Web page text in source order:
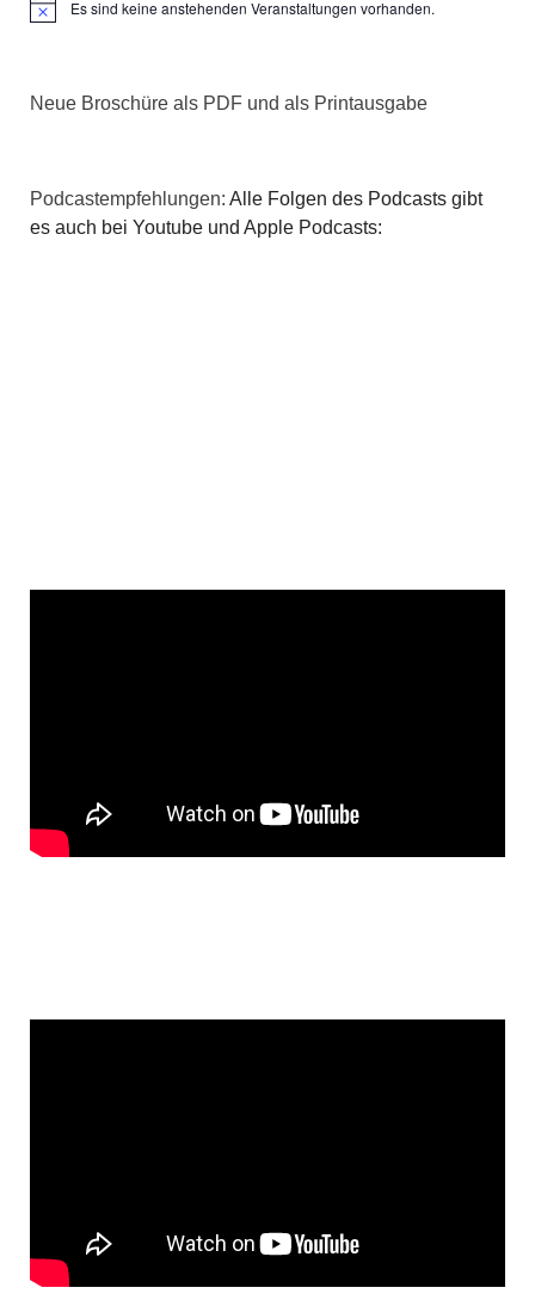
v
g
t
HinweisEs sind keine anstehenden Veranstaltungen vorhanden.
Neue Broschüre als PDF und als Printausgabe
Podcastempfehlungen: Alle Folgen des Podcasts gibt
es auch bei Youtube und Apple Podcasts: